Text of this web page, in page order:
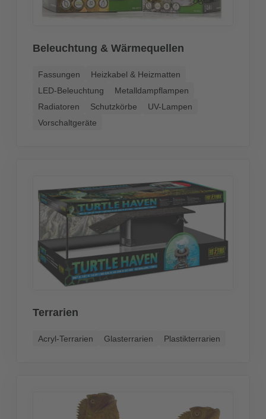
Beleuchtung & Wärmequellen
Fassungen
Heizkabel & Heizmatten
LED-Beleuchtung
Metalldampflampen
Radiatoren
Schutzkörbe
UV-Lampen
Vorschaltgeräte
Terrarien
Acryl-Terrarien Glasterrarien Plastikterrarien